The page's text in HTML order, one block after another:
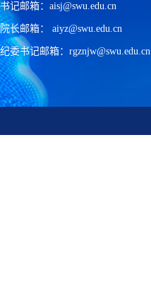
书记邮箱：aisj@swu.edu.cn
院长邮箱： aiyz@swu.edu.cn
纪委书记邮箱：rgznjw@swu.edu.cn